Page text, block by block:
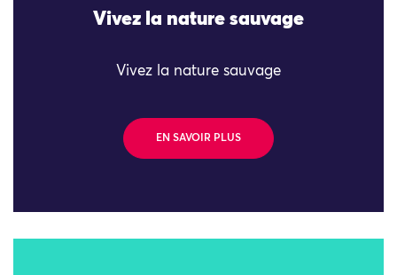
Vivez la nature sauvage
Vivez la nature sauvage
EN SAVOIR PLUS